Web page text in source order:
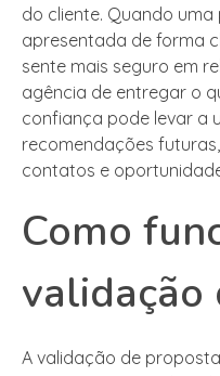
do cliente. Quando
apresentada de forma
sente mais seguro em
agência de entregar o
confiança pode levar a
recomendações
contatos e
Como
validação
A validação de